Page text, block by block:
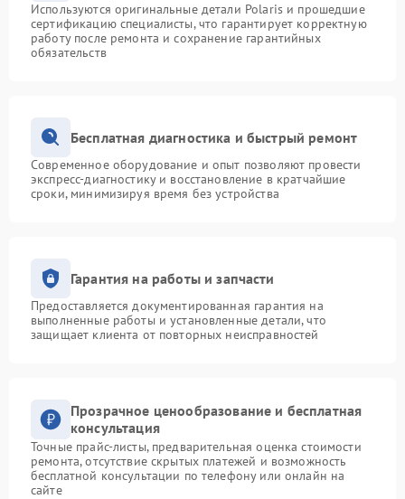
Используются оригинальные детали Polaris и прошедшие
сертификацию специалисты, что гарантирует корректную
работу после ремонта и сохранение гарантийных
обязательств
Бесплатная диагностика и быстрый ремонт
Современное оборудование и опыт позволяют провести
экспресс-диагностику и восстановление в кратчайшие
сроки, минимизируя время без устройства
Гарантия на работы и запчасти
Предоставляется документированная гарантия на
выполненные работы и установленные детали, что
защищает клиента от повторных неисправностей
Прозрачное ценообразование и бесплатная
консультация
Точные прайс-листы, предварительная оценка стоимости
ремонта, отсутствие скрытых платежей и возможность
бесплатной консультации по телефону или онлайн на
сайте